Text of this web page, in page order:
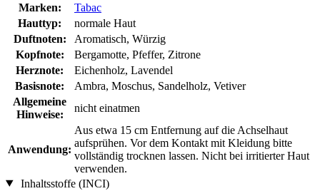
Marken:
Tabac
Hauttyp:
normale Haut
Duftnoten:
Aromatisch, Würzig
Kopfnote:
Bergamotte, Pfeffer, Zitrone
Herznote:
Eichenholz, Lavendel
Basisnote:
Ambra, Moschus, Sandelholz, Vetiver
Allgemeine
Hinweise:
nicht einatmen
Anwendung:
Aus etwa 15 cm Entfernung auf die Achselhaut
aufsprühen. Vor dem Kontakt mit Kleidung bitte
vollständig trocknen lassen. Nicht bei irritierter Haut
verwenden.
Inhaltsstoffe (INCI)